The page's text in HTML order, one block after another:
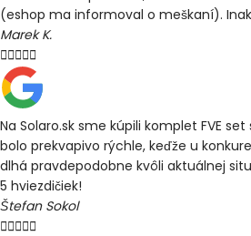
(eshop ma informoval o meškaní).
Marek K.

Na Solaro.sk sme kúpili komplet FVE
bolo prekvapivo rýchle, keďže u
dlhá pravdepodobne kvôli aktuálnej
5 hviezdičiek!
Štefan Sokol
